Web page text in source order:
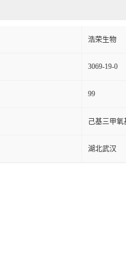
浩荣生物
3069-19-0
99
己基三甲氧
湖北武汉